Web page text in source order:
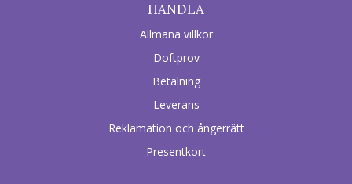
HANDLA
Allmäna villkor
Doftprov
Betalning
Leverans
Reklamation och ångerrätt
Presentkort